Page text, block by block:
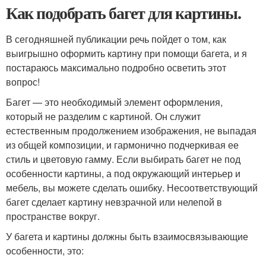
Как подобрать багет для картины.
В сегодняшней публикации речь пойдет о том, как
выигрышно оформить картину при помощи багета, и я
постараюсь максимально подробно осветить этот
вопрос!
Багет — это необходимый элемент оформления,
который не разделим с картиной. Он служит
естественным продолжением изображения, не выпадая
из общей композиции, и гармонично подчеркивая ее
стиль и цветовую гамму. Если выбирать багет не под
особенности картины, а под окружающий интерьер и
мебель, вы можете сделать ошибку. Несоответствующий
багет сделает картину невзрачной или нелепой в
пространстве вокруг.
У багета и картины должны быть взаимосвязывающие
особенности, это: